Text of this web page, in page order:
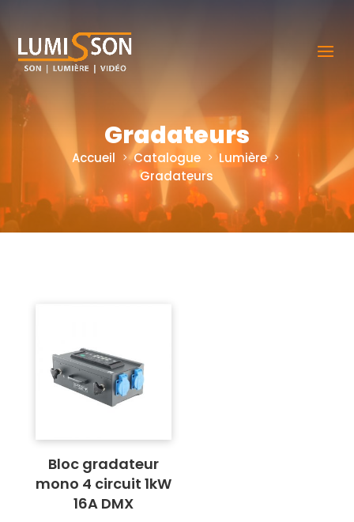
Gradateurs
Accueil Catalogue
Lumière
Gradateurs
Bloc gradateur
mono 4 circuit 1kW
16A DMX